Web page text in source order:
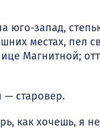
юго-запад,
местах, пел
Магнитной;
— старовер.
как хочешь, я